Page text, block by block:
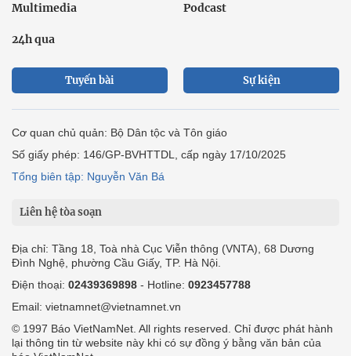
Multimedia Podcast
24h qua
Tuyến bài Sự kiện
Cơ quan chủ quản: Bộ Dân tộc và Tôn giáo
Số giấy phép: 146/GP-BVHTTDL, cấp ngày 17/10/2025
Tổng biên tập: Nguyễn Văn Bá
Liên hệ tòa soạn
Địa chỉ: Tầng 18, Toà nhà Cục Viễn thông (VNTA), 68 Dương
Đình Nghệ, phường Cầu Giấy, TP. Hà Nội.
Điện thoại: 02439369898 - Hotline: 0923457788
Email: vietnamnet@vietnamnet.vn
© 1997 Báo VietNamNet. All rights reserved. Chỉ được phát hành
lại thông tin từ website này khi có sự đồng ý bằng văn bản của